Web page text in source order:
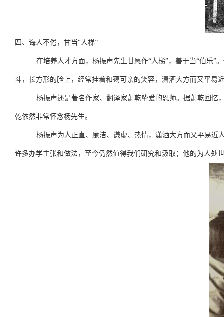
四、诲人不倦，甘当“人梯”
在培养人才方面，杨振声先生甘愿作“人梯”，善于当“伯乐
斗，长方形的脸上，经常挂着和蔼可亲的笑容，潇洒大方而又平
杨振声还是著名作家、翻译家萧乾挚爱的恩师。据萧乾回
乾依然非常怀念杨先生。
杨振声为人正直、廉洁、谦虚、热情，潇洒大方而又平易
许多办学主张和做法，至今仍然值得我们研究和汲取；他的为人处